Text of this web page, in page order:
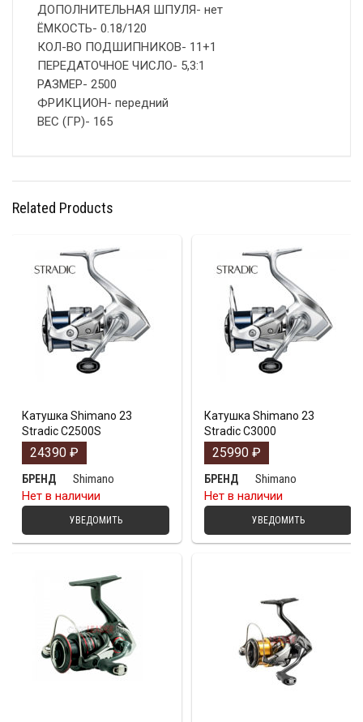
ДОПОЛНИТЕЛЬНАЯ ШПУЛЯ- нет
ЁМКОСТЬ- 0.18/120
КОЛ-ВО ПОДШИПНИКОВ- 11+1
ПЕРЕДАТОЧНОЕ ЧИСЛО- 5,3:1
РАЗМЕР- 2500
ФРИКЦИОН- передний
ВЕС (ГР)- 165
Related Products
Катушка Shimano 23
Stradic C2500S
24390 ₽
БРЕНД
Shimano
Нет в наличии
УВЕДОМИТЬ
Катушка Shimano 23
Stradic C3000
25990 ₽
БРЕНД
Shimano
Нет в наличии
УВЕДОМИТЬ